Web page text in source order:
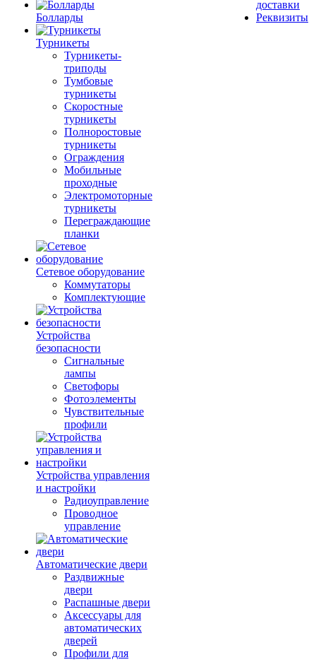
Болларды
Турникеты
Турникеты-
триподы
Тумбовые
турникеты
Скоростные
турникеты
Полноростовые
турникеты
Ограждения
Мобильные
проходные
Электромоторные
турникеты
Переграждающие
планки
Сетевое оборудование
Коммутаторы
Комплектующие
Устройства
безопасности
Сигнальные
лампы
Светофоры
Фотоэлементы
Чувствительные
профили
Устройства управления
и настройки
Радиоуправление
Проводное
управление
Автоматические двери
Раздвижные
двери
Распашные двери
Аксессуары для
автоматических
дверей
Профили для
доставки
Реквизиты